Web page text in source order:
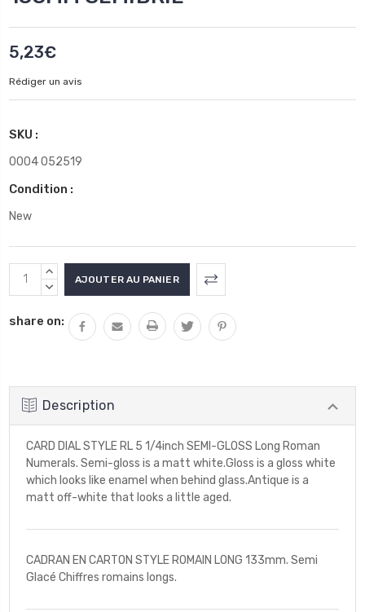
5,23€
Rédiger un avis
SKU :
0004 052519
Condition :
New
Stock
actuel
AUGMENTER
LA
:
DIMINUER
QUANTITÉ
share on:
Description
CARD DIAL STYLE RL 5 1/4inch SEMI-GLOSS Long Roman
Numerals. Semi-gloss is a matt white.Gloss is a gloss white
which looks like enamel when behind glass.Antique is a
matt off-white that looks a little aged.
CADRAN EN CARTON STYLE ROMAIN LONG 133mm. Semi
Glacé Chiffres romains longs.